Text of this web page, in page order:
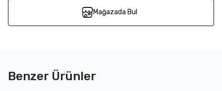
Mağazada Bul
Benzer Ürünler